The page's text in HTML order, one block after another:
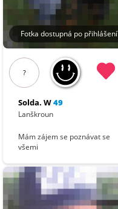
Fotka dostupná po přihlášení
?
Solda. W49
Lanškroun
Mám zájem se poznávat se
všemi